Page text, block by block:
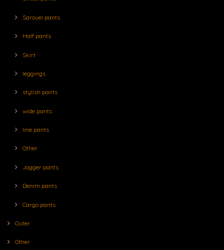
Sarouel pants
Half pants
Skirt
leggings
stylish pants
wide pants
line pants
Other
Jogger pants
Denim pants
Cargo pants
Outer
Other